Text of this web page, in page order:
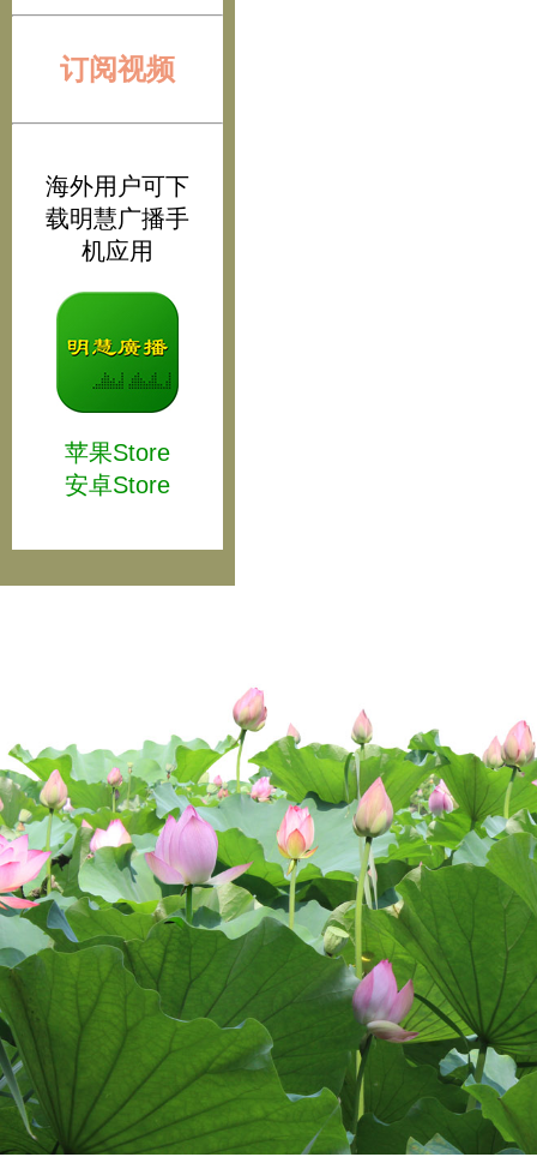
订阅视频
海外用户可下
载明慧广播手
机应用
苹果Store
安卓Store